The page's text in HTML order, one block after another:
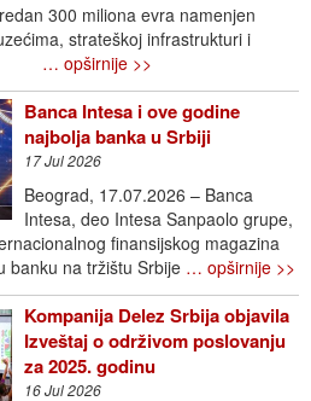
300 miliona evra namenjen
strateškoj infrastrukturi i
… opširnije >>
Banca Intesa i ove godine
najbolja banka u Srbiji
17 Jul 2026
Beograd, 17.07.2026 – Banca
Intesa, deo Intesa Sanpaolo grupe,
finansijskog magazina
banku na tržištu Srbije … opširnije >>
Kompanija Delez Srbija objavila
Izveštaj o održivom poslovanju
za 2025. godinu
16 Jul 2026